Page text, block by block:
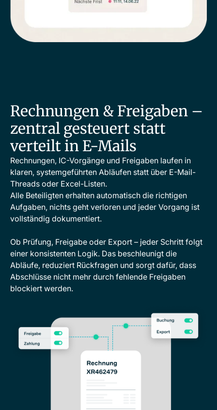
Rechnungen & Freigaben –
zentral gesteuert statt
verteilt in E-Mails
Rechnungen, IC-Vorgänge und Freigaben laufen in
klaren, systemgeführten Abläufen statt über E-Mail-
Threads oder Excel-Listen.
Alle Beteiligten erhalten automatisch die richtigen
Aufgaben, nichts geht verloren und jeder Vorgang ist
vollständig dokumentiert.
Ob Prüfung, Freigabe oder Export – jeder Schritt folgt
einer konsistenten Logik. Das beschleunigt die
Abläufe, reduziert Rückfragen und sorgt dafür, dass
Abschlüsse nicht mehr durch fehlende Freigaben
blockiert werden.